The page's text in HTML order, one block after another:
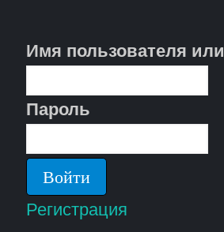
Имя пользователя
Пароль
Регистрация